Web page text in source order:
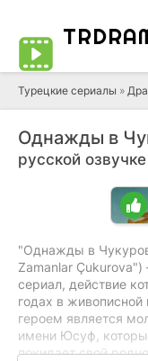
Турецкие сериалы »
Однажды в
русской озвучке
"Однажды в
Zamanlar
сериал, действие
годах в
героем является
имени Юсуф,
покидает свой